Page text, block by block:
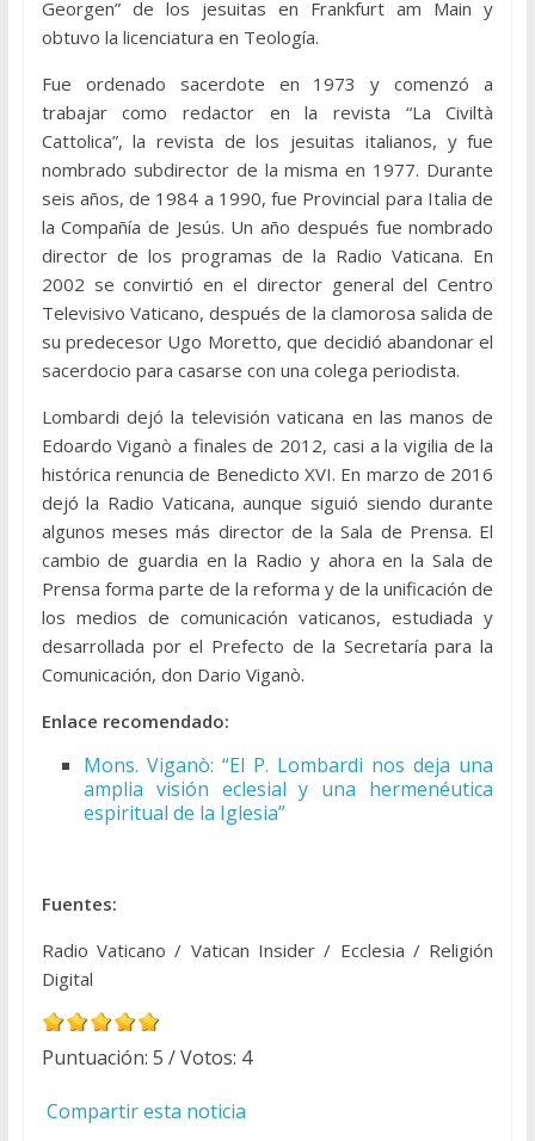
Georgen” de los jesuitas en Frankfurt am Main y
obtuvo la licenciatura en Teología.
Fue ordenado sacerdote en 1973 y comenzó a
trabajar como redactor en la revista “La Civiltà
Cattolica”, la revista de los jesuitas italianos, y fue
nombrado subdirector de la misma en 1977. Durante
seis años, de 1984 a 1990, fue Provincial para Italia de
la Compañía de Jesús. Un año después fue nombrado
director de los programas de la Radio Vaticana. En
2002 se convirtió en el director general del Centro
Televisivo Vaticano, después de la clamorosa salida de
su predecesor Ugo Moretto, que decidió abandonar el
sacerdocio para casarse con una colega periodista.
Lombardi dejó la televisión vaticana en las manos de
Edoardo Viganò a finales de 2012, casi a la vigilia de la
histórica renuncia de Benedicto XVI. En marzo de 2016
dejó la Radio Vaticana, aunque siguió siendo durante
algunos meses más director de la Sala de Prensa. El
cambio de guardia en la Radio y ahora en la Sala de
Prensa forma parte de la reforma y de la unificación de
los medios de comunicación vaticanos, estudiada y
desarrollada por el Prefecto de la Secretaría para la
Comunicación, don Dario Viganò.
Enlace recomendado:
Mons. Viganò: “El P. Lombardi nos deja una
amplia visión eclesial y una hermenéutica
espiritual de la Iglesia”
Fuentes:
Radio Vaticano / Vatican Insider / Ecclesia / Religión
Digital
Puntuación: 5 / Votos: 4
Compartir esta noticia